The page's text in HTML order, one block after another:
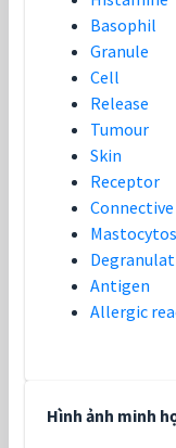
Basophil
Granule
Cell
Release
Tumour
Skin
Receptor
Antigen
Allergic
Hình ảnh minh